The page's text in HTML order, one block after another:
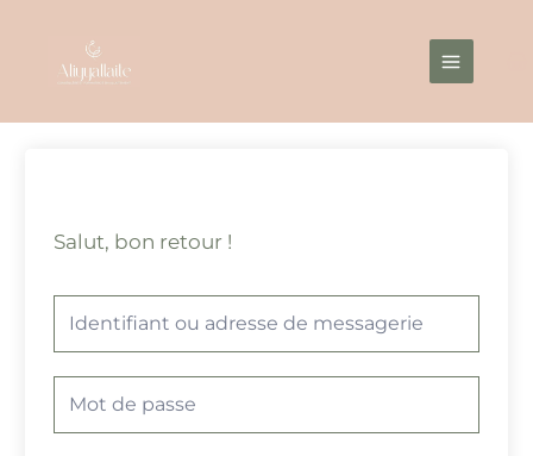
contenu
Menu
Salut, bon retour !